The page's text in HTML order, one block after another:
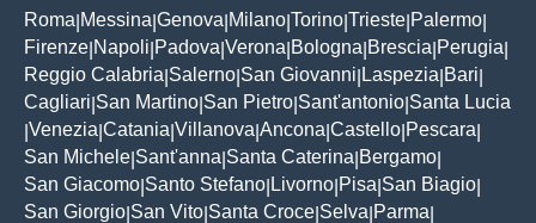
Roma Messina Genova Milano Torino Trieste Palermo
Firenze Napoli Padova Verona Bologna Brescia Perugia
Reggio Calabria Salerno San Giovanni Laspezia Bari
Cagliari San Martino San Pietro Sant'antonio Santa Lucia
Venezia Catania Villanova Ancona Castello Pescara
San Michele Sant'anna Santa Caterina Bergamo
San Giacomo Santo Stefano Livorno Pisa San Biagio
San Giorgio San Vito Santa Croce Selva Parma